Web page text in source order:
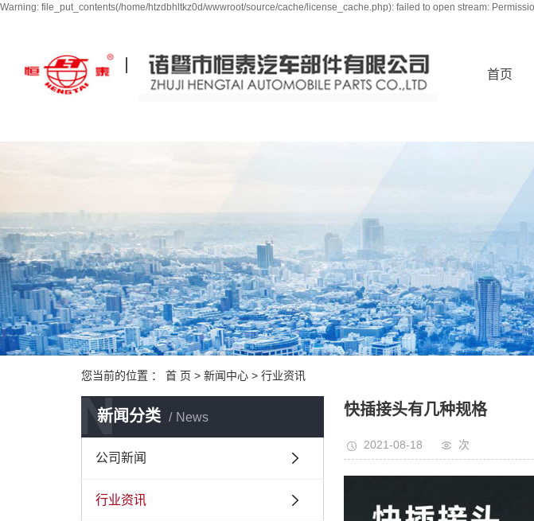
Warning: file_put_contents(/home/htzdbhltkz0d/wwwroot/source/cache/license_cache.php): failed to open stream:
首页
您当前的位置 ： 首 页 > 新闻中心 > 行业资讯
新闻分类 News
N
公司新闻
行业资讯
快插接头有几种规格
2021-08-18 次